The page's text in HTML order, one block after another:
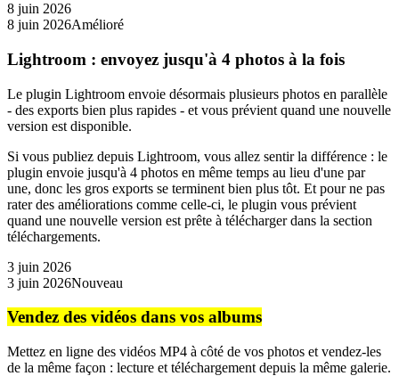
8 juin 2026
8 juin 2026Amélioré
Lightroom : envoyez jusqu'à 4 photos à la fois
Le plugin Lightroom envoie désormais plusieurs photos en parallèle
- des exports bien plus rapides - et vous prévient quand une nouvelle
version est disponible.
Si vous publiez depuis Lightroom, vous allez sentir la différence : le
plugin envoie jusqu'à 4 photos en même temps au lieu d'une par
une, donc les gros exports se terminent bien plus tôt. Et pour ne pas
rater des améliorations comme celle-ci, le plugin vous prévient
quand une nouvelle version est prête à télécharger dans la section
téléchargements.
3 juin 2026
3 juin 2026Nouveau
Vendez des vidéos dans vos albums
Mettez en ligne des vidéos MP4 à côté de vos photos et vendez-les
de la même façon : lecture et téléchargement depuis la même galerie.